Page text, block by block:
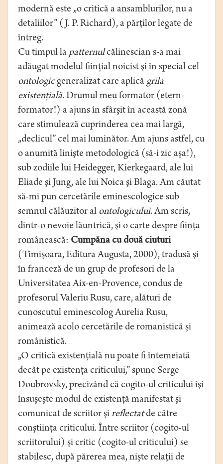
modernă este „o critică a ansamblurilor, nu a
detaliilor” (J. P. Richard), a părţilor legate de
întreg.
Cu timpul la patternulcălinescian s-a mai
adăugat modelul fiinţial noicist şi în special cel
ontologicgeneralizat care aplică grila
existenţială. Drumul meu formator (etern-
formator!) a ajuns în sfârşit în această zonă
care stimulează cuprinderea cea mai largă,
„declicul” cel mai luminător. Am ajuns astfel, cu
o anumită linişte metodologică (să-i zic aşa!),
sub zodiile lui Heidegger, Kierkegaard, ale lui
Eliade şi Jung, ale lui Noica şi Blaga. Am căutat
să-mi pun cercetările eminescologice sub
semnul călăuzitor al ontologicului. Am scris,
dintr-o nevoie lăuntrică, şi o carte despre fiinţa
românească: Cumpăna cu două ciuturi
(Timişoara, Editura Augusta, 2000), tradusă şi
în franceză de un grup de profesori de la
Universitatea Aix-en-Provence, condus de
profesorul Valeriu Rusu, care, alături de
cunoscutul eminescolog Aurelia Rusu,
animează acolo cercetările de romanistică şi
românistică.
„O critică existenţială nu poate fi întemeiată
decât pe existenţa criticului,” spune Serge
Doubrovsky, precizând că cogito-ul criticului îşi
însuşeşte modul de existenţă manifestat şi
comunicat de scriitor şireflectatde către
conştiinţa criticului. Între scriitor (cogito-ul
scriitorului) şi critic (cogito-ul criticului) se
stabilesc, după părerea mea, nişte relaţii de